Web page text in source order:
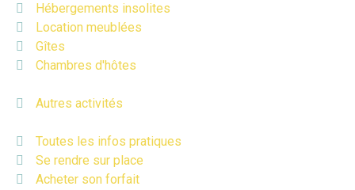
Hébergements insolites
Location meublées
Gîtes
Chambres d'hôtes
Autres activités
Toutes les infos pratiques
Se rendre sur place
Acheter son forfait